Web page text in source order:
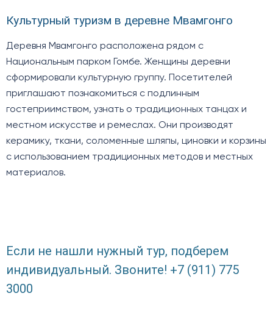
Культурный туризм в деревне Мвамгонго
Деревня Мвамгонго расположена рядом с
Национальным парком Гомбе. Женщины деревни
сформировали культурную группу. Посетителей
приглашают познакомиться с подлинным
гостеприимством, узнать о традиционных танцах и
местном искусстве и ремеслах. Они производят
керамику, ткани, соломенные шляпы, циновки и корзины
с использованием традиционных методов и местных
материалов.
Если не нашли нужный тур, подберем
индивидуальный. Звоните! +7 (911) 775
3000